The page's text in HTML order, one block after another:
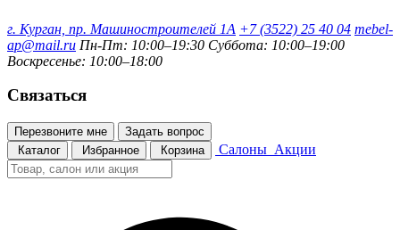
г. Курган, пр. Машиностроителей 1А +7 (3522) 25 40 04 mebel-
ap@mail.ru Пн-Пт: 10:00–19:30 Суббота: 10:00–19:00
Воскресенье: 10:00–18:00
Связаться
Перезвоните мне
Задать вопрос
Каталог
Избранное Корзина Салоны Акции